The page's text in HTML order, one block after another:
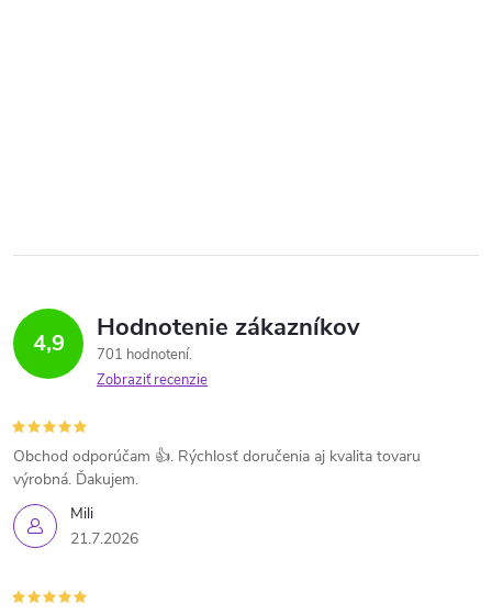
4,9 Hodnotenie zákazníkov
701 hodnotení
Zobraziť recenzie
Mili
21.7.2026
Obchod odporúčam 👍. Rýchlosť doručenia aj kvalita tovaru
výrobná. Ďakujem.